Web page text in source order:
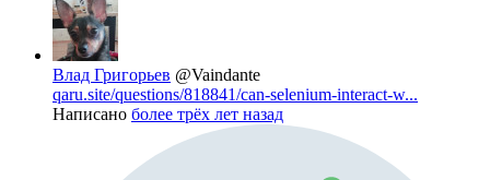
Влад Григорьев @Vaindante
qaru.site/questions/818841/can-selenium-interact-w...
Написано более трёх лет назад